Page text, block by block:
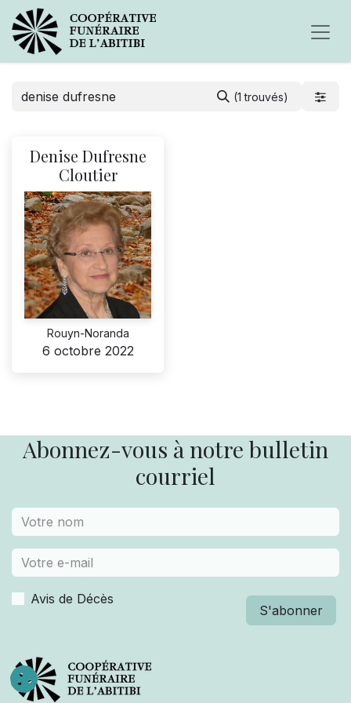
(1 trouvés)
Denise Dufresne
Cloutier
Rouyn-Noranda
6 octobre 2022
Abonnez-vous à notre bulletin
courriel
Avis de Décès
S'abonner